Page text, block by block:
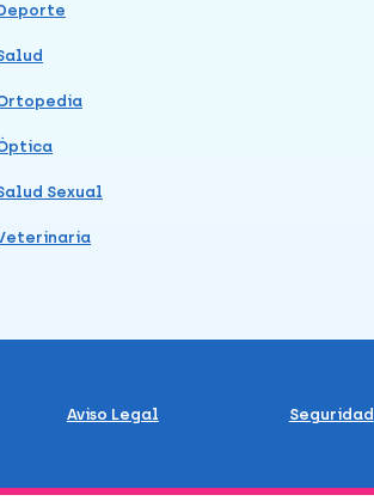
Sexual
Aviso Legal Seguridad